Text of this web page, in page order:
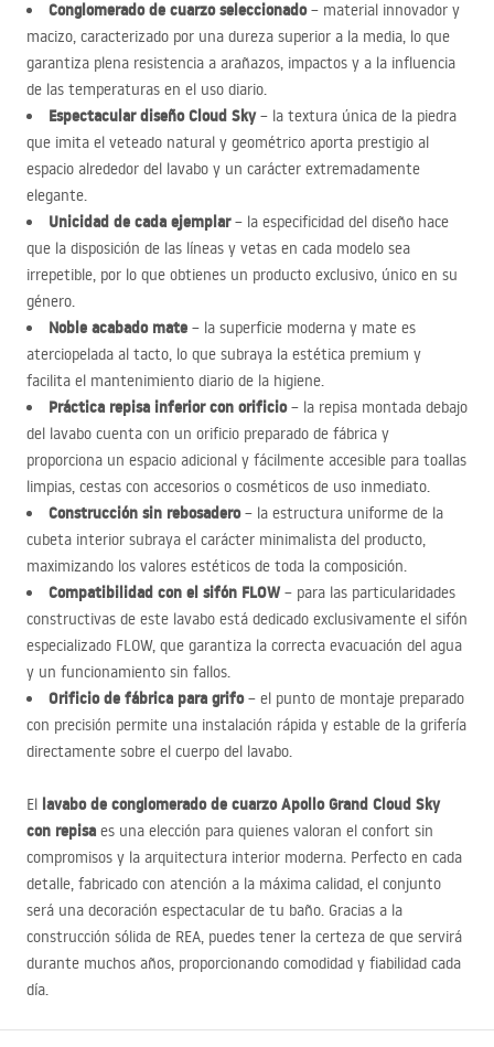
Conglomerado de cuarzo seleccionado– material innovador y
macizo, caracterizado por una dureza superior a la media, lo que
garantiza plena resistencia a arañazos, impactos y a la influencia
de las temperaturas en el uso diario.
Espectacular diseño Cloud Sky– la textura única de la piedra
que imita el veteado natural y geométrico aporta prestigio al
espacio alrededor del lavabo y un carácter extremadamente
elegante.
Unicidad de cada ejemplar– la especificidad del diseño hace
que la disposición de las líneas y vetas en cada modelo sea
irrepetible, por lo que obtienes un producto exclusivo, único en su
género.
Noble acabado mate – la superficie moderna y mate es
aterciopelada al tacto, lo que subraya la estética premium y
facilita el mantenimiento diario de la higiene.
Práctica repisa inferior con orificio– la repisa montada debajo
del lavabo cuenta con un orificio preparado de fábrica y
proporciona un espacio adicional y fácilmente accesible para toallas
limpias, cestas con accesorios o cosméticos de uso inmediato.
Construcción sin rebosadero– la estructura uniforme de la
cubeta interior subraya el carácter minimalista del producto,
maximizando los valores estéticos de toda la composición.
Compatibilidad con el sifón FLOW– para las particularidades
constructivas de este lavabo está dedicado exclusivamente el sifón
especializado FLOW, que garantiza la correcta evacuación del agua
y un funcionamiento sin fallos.
Orificio de fábrica para grifo– el punto de montaje preparado
con precisión permite una instalación rápida y estable de la grifería
directamente sobre el cuerpo del lavabo.
El lavabo de conglomerado de cuarzo Apollo Grand Cloud Sky
con repisa es una elección para quienes valoran el confort sin
compromisos y la arquitectura interior moderna. Perfecto en cada
detalle, fabricado con atención a la máxima calidad, el conjunto
será una decoración espectacular de tu baño. Gracias a la
construcción sólida de REA, puedes tener la certeza de que servirá
durante muchos años, proporcionando comodidad y fiabilidad cada
día.